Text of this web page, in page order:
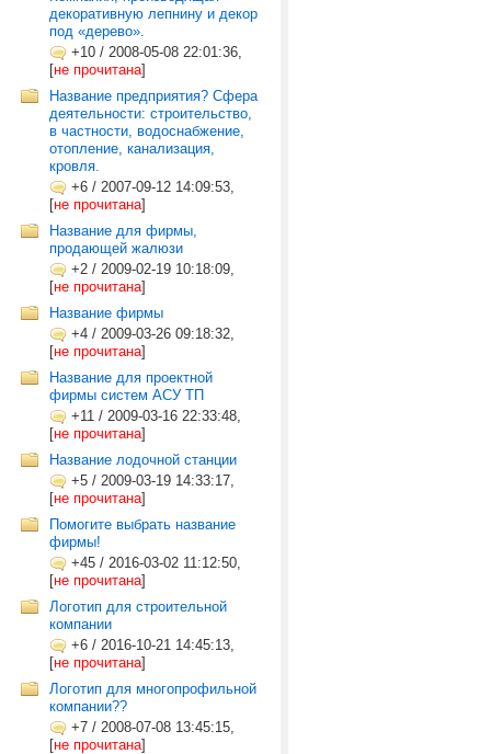
декоративную лепнину и декор
под «дерево».
+10 / 2008-05-08 22:01:36,
[не прочитана]
Название предприятия? Сфера
деятельности: строительство,
в частности, водоснабжение,
отопление, канализация,
кровля.
+6 / 2007-09-12 14:09:53,
[не прочитана]
Название для фирмы,
продающей жалюзи
+2 / 2009-02-19 10:18:09,
[не прочитана]
Название фирмы
+4 / 2009-03-26 09:18:32,
[не прочитана]
Название для проектной
фирмы систем АСУ ТП
+11 / 2009-03-16 22:33:48,
[не прочитана]
Название лодочной станции
+5 / 2009-03-19 14:33:17,
[не прочитана]
Помогите выбрать название
фирмы!
+45 / 2016-03-02 11:12:50,
[не прочитана]
Логотип для строительной
компании
+6 / 2016-10-21 14:45:13,
[не прочитана]
Логотип для многопрофильной
компании??
+7 / 2008-07-08 13:45:15,
[не прочитана]